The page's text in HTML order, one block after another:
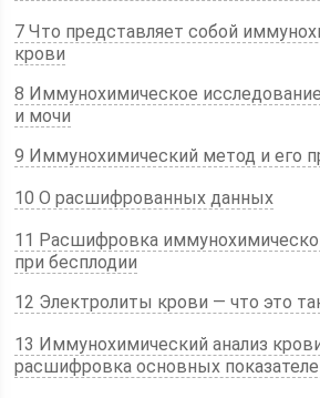
7 Что представляет собой
крови
8 Иммунохимическое
и мочи
9 Иммунохимический метод и его
10 О расшифрованных данных
11 Расшифровка
при бесплодии
12 Электролиты крови — что это
13 Иммунохимический анализ
расшифровка основных